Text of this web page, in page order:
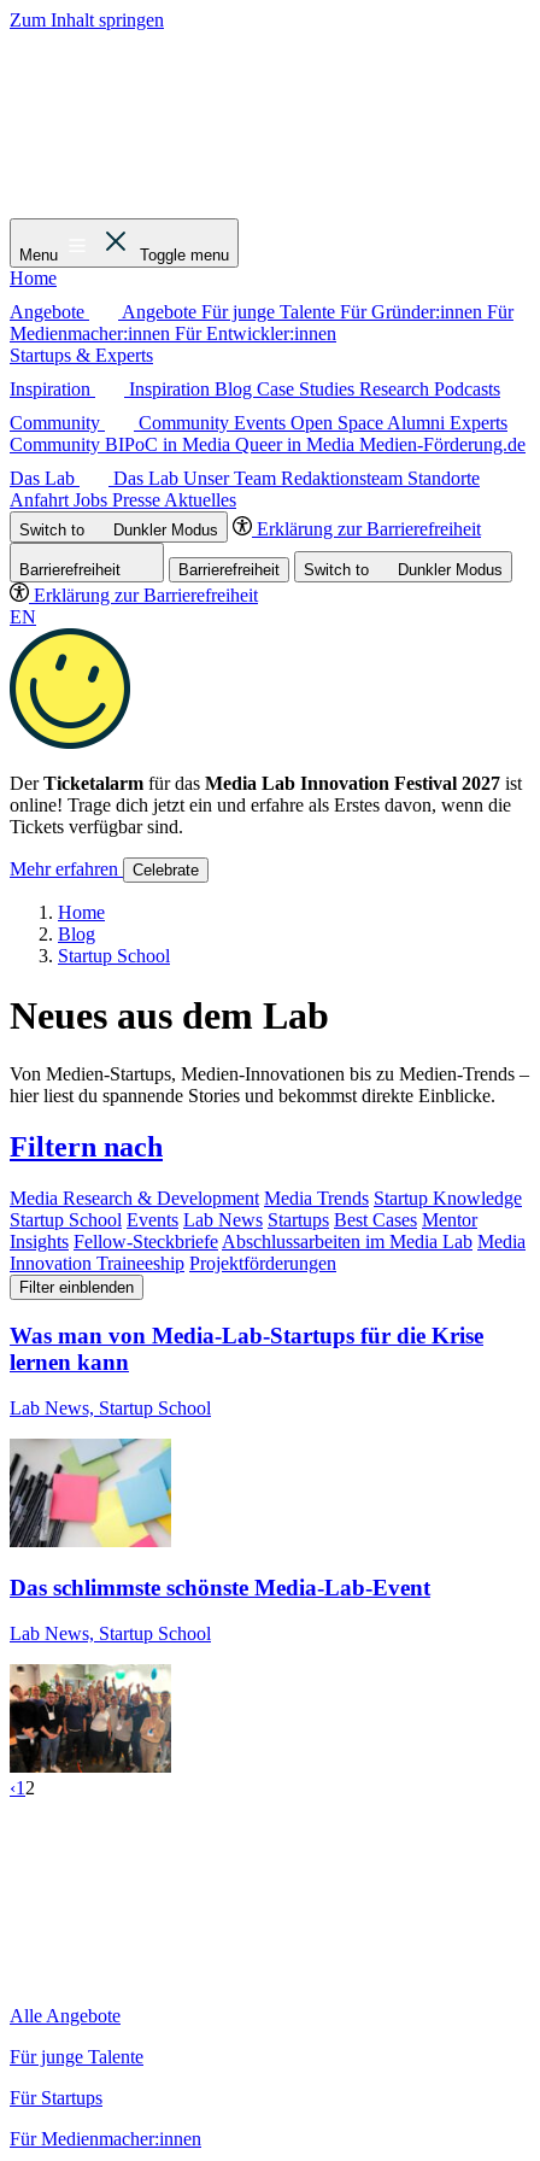
Zum Inhalt springen
Menu Toggle menu
Home
Angebote
Angebote Für junge Talente Für Gründer:innen Für
Medienmacher:innen Für Entwickler:innen
Startups & Experts
Inspiration
Inspiration Blog Case Studies Research Podcasts
Community
Community Events Open Space Alumni Experts
Community BIPoC in Media Queer in Media Medien-Förderung.de
Das Lab
Das Lab Unser Team Redaktionsteam Standorte
Anfahrt Jobs Presse Aktuelles
Switch to DunklerModus Erklärung zur Barrierefreiheit
Barrierefreiheit Barrierefreiheit Switch to DunklerModus
Erklärung zur Barrierefreiheit
EN
DerTicketalarm für das Media Lab Innovation Festival 2027 ist
online! Trage dich jetzt ein und erfahre als Erstes davon, wenn die
Tickets verfügbar sind.
Mehr erfahren Celebrate
Home
Blog
Startup School
Neues aus dem Lab
Von Medien-Startups, Medien-Innovationen bis zu Medien-Trends –
hier liest du spannende Stories und bekommst direkte Einblicke.
Filtern nach
Media Research & Development Media Trends Startup Knowledge
Startup School Events Lab News Startups Best Cases Mentor
Insights Fellow-Steckbriefe Abschlussarbeiten im Media Lab Media
Innovation Traineeship Projektförderungen
Filter einblenden
Was man von Media-Lab-Startups für die Krise
lernen kann
Lab News, Startup School
Das schlimmste schönste Media-Lab-Event
Lab News, Startup School
‹1 2
Alle Angebote
Für junge Talente
Für Startups
Für Medienmacher:innen